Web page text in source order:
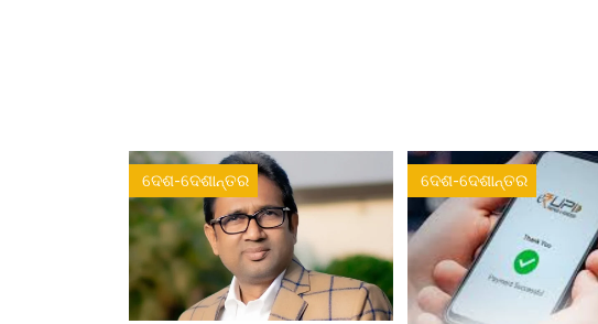
ଦେଶ-ଦେଶାନ୍ତର ଦେଶ-ଦେଶାନ୍ତର